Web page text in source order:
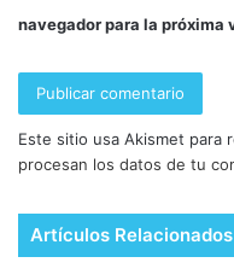
navegador para la próxima
Este sitio usa Akismet para
procesan los datos de tu
Artículos Relacionados